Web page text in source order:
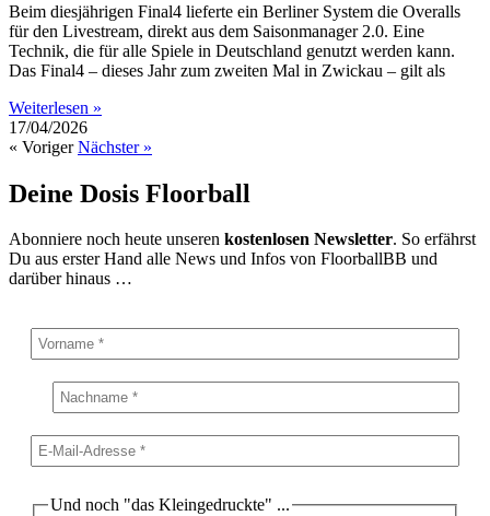
Beim diesjährigen Final4 lieferte ein Berliner System die Overalls
für den Livestream, direkt aus dem Saisonmanager 2.0. Eine
Technik, die für alle Spiele in Deutschland genutzt werden kann.
Das Final4 – dieses Jahr zum zweiten Mal in Zwickau – gilt als
Weiterlesen »
17/04/2026
« Voriger Nächster »
Deine Dosis Floorball
Abonniere noch heute unseren kostenlosen Newsletter. So erfährst
Du aus erster Hand alle News und Infos von FloorballBB und
darüber hinaus …
Und noch "das Kleingedruckte" ...